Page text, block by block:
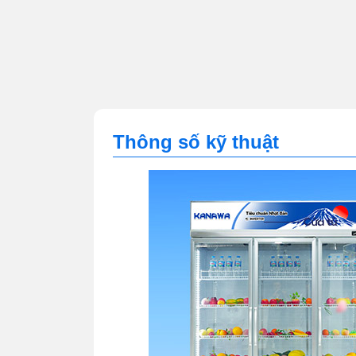
Thông số kỹ thuật